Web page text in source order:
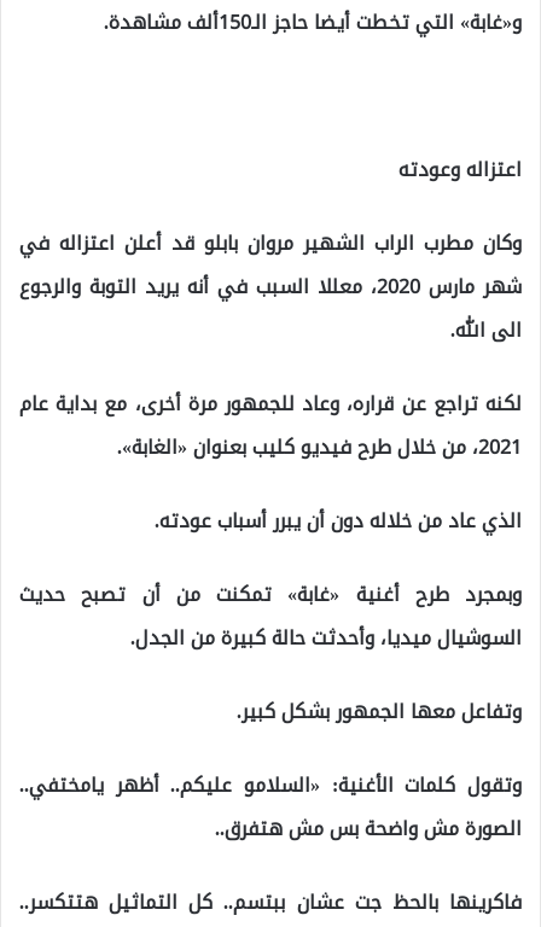
و«غابة» التي تخطت أيضا حاجز الـ150ألف مشاهدة.
اعتزاله وعودته
وكان مطرب الراب الشهير مروان بابلو قد أعلن اعتزاله في
شهر مارس 2020، معللا السبب في أنه يريد التوبة والرجوع
الى الله.
لكنه تراجع عن قراره، وعاد للجمهور مرة أخرى، مع بداية عام
2021، من خلال طرح فيديو كليب بعنوان «الغابة».
الذي عاد من خلاله دون أن يبرر أسباب عودته.
وبمجرد طرح أغنية «غابة» تمكنت من أن تصبح حديث
السوشيال ميديا، وأحدثت حالة كبيرة من الجدل.
وتفاعل معها الجمهور بشكل كبير.
وتقول كلمات الأغنية: «السلامو عليكم.. أظهر يامختفي..
الصورة مش واضحة بس مش هتفرق..
فاكرينها بالحظ جت عشان ببتسم.. كل التماثيل هتتكسر..